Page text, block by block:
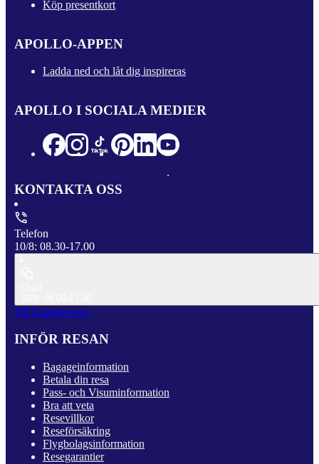
Köp presentkort
APOLLO-APPEN
Ladda ned och låt dig inspireras
APOLLO I SOCIALA MEDIER
KONTAKTA OSS
Telefon
10/8: 08.30-17.00
Till Kundservice
INFÖR RESAN
Bagageinformation
Betala din resa
Pass- och Visuminformation
Bra att veta
Resevillkor
Reseförsäkring
Flygbolagsinformation
Resegarantier